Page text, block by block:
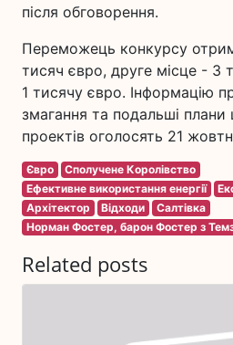
після обговорення.
Переможець конкурсу
тисяч євро, друге місце - 3
1 тисячу євро. Інформацію
змагання та подальші плани
проектів оголосять 21
Євро
Сполучене Королівство
Ефективне використання енергії
Архітектор
Відходи
Салтівка
Норман Фостер, барон Фостер з
Related posts